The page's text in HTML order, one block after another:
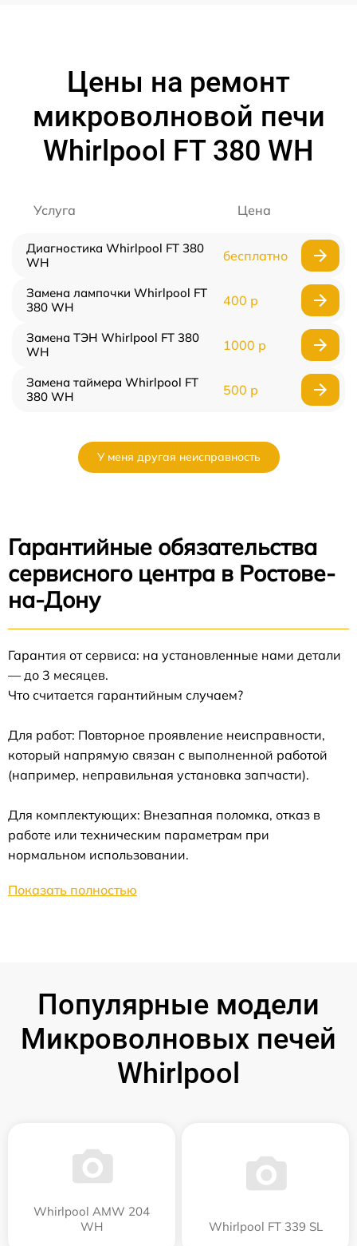
Цены на ремонт
микроволновой печи
Whirlpool FT 380 WH
Услуга Цена
Диагностика Whirlpool FT 380
WH
бесплатно
Замена лампочки Whirlpool FT
380 WH
400 р
Замена ТЭН Whirlpool FT 380
WH
1000 р
Замена таймера Whirlpool FT
380 WH
500 р
У меня другая неисправность
Гарантийные обязательства
сервисного центра в Ростове-
на-Дону
Гарантия от сервиса: на установленные нами детали
— до 3 месяцев.
Что считается гарантийным случаем?
Для работ: Повторное проявление неисправности,
который напрямую связан с выполненной работой
(например, неправильная установка запчасти).
Для комплектующих: Внезапная поломка, отказ в
работе или техническим параметрам при
нормальном использовании.
Показать полностью
Популярные модели
Микроволновых печей
Whirlpool
Whirlpool AMW 204
WH
Whirlpool FT 339 SL